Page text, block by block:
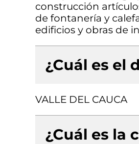
construcción
de fontanería y
edificios y obras de
¿Cuál es el
VALLE DEL CAUCA
¿Cuál es la